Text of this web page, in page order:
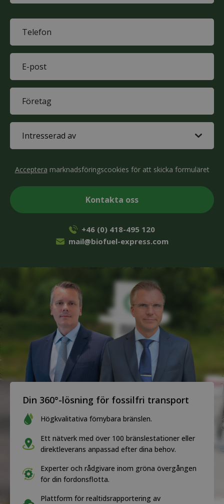
Din 360°-lösning för fossilfri transport
Högkvalitativa förnybara bränslen.
Ett nätverk med över 100 bränslestationer eller
direktleverans anpassad efter dina behov.
Experter och rådgivare inom gröna övergången
för din fordonsflotta.
Plattform för realtidsrapportering av
name
(Obligatoriskt)
mail
(Obligatoriskt)
(Obligatoriskt)
(Obligatoriskt)
Acceptera marknadsföringscookies för att skicka formuläret
+46 (0) 418-495 120
mail@biofuel-express.com